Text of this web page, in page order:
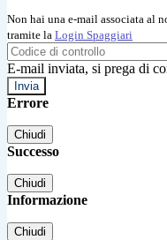
Non hai una e-mail associata al
tramite la Login Spaggiari
E-mail inviata, si prega di
Errore
Chiudi
Successo
Chiudi
Informazione
Chiudi